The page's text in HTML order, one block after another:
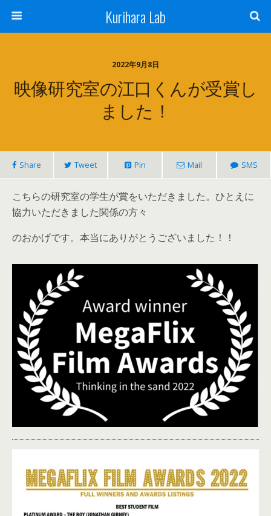
Kurihara Lab
2022年9月8日
映像研究室の江口くんが受賞し
ました！
Share Tweet Pin Mail SMS
こちらの研究室の学生が賞をいただきました。ひとえに
協力いただきました関係の方々
のおかげです。本当にありがとうございました！！